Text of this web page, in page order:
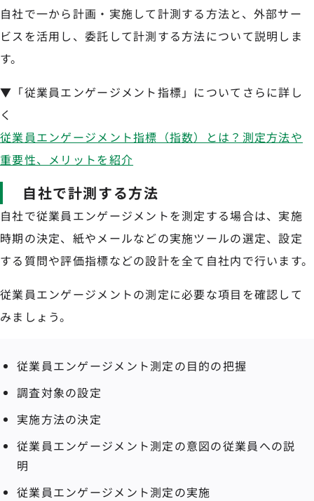
自社で一から計画・実施して計測する方法と、外部サー
ビスを活用し、委託して計測する方法について説明しま
す。
▼「従業員エンゲージメント指標」についてさらに詳し
く
従業員エンゲージメント指標（指数）とは？測定方法や
重要性、メリットを紹介
自社で計測する方法
自社で従業員エンゲージメントを測定する場合は、実施
時期の決定、紙やメールなどの実施ツールの選定、設定
する質問や評価指標などの設計を全て自社内で行います。
従業員エンゲージメントの測定に必要な項目を確認して
みましょう。
従業員エンゲージメント測定の目的の把握
調査対象の設定
実施方法の決定
従業員エンゲージメント測定の意図の従業員への説
明
従業員エンゲージメント測定の実施